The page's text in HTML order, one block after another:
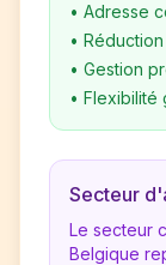
• Adresse
•
• Gestion
• Flexibilité
Secteur
Le secteur
Belgique